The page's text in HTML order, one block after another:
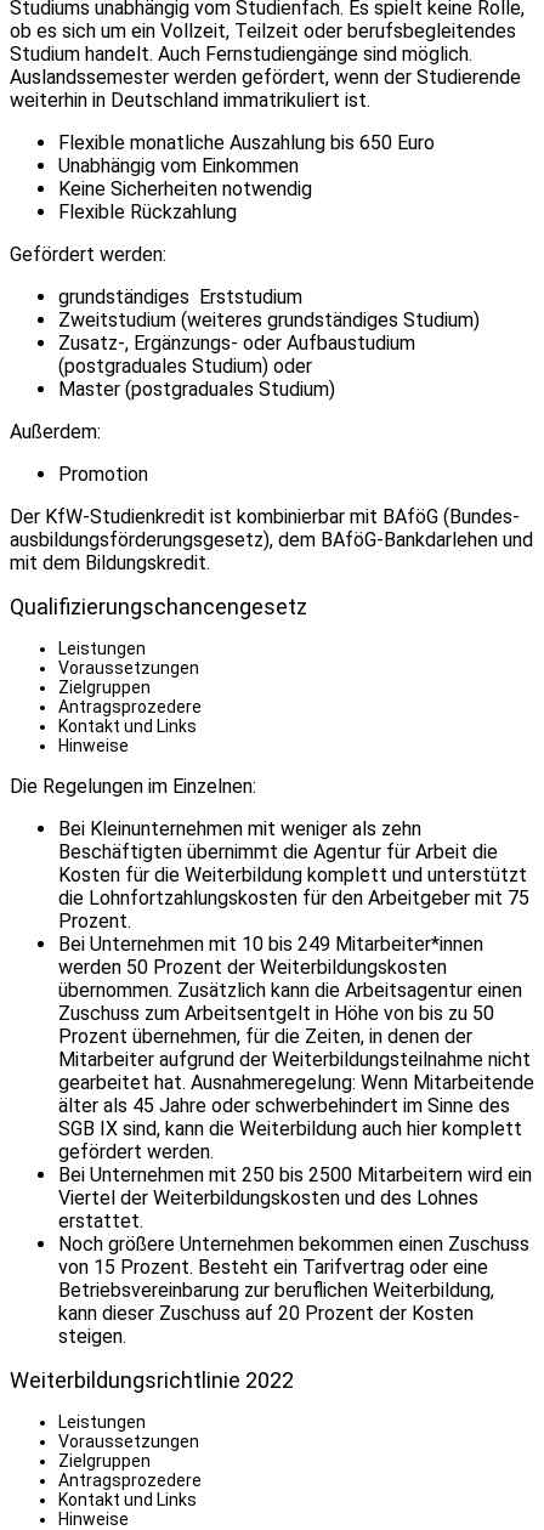
Studiums unabhängig vom Studienfach. Es spielt keine Rolle,
ob es sich um ein Vollzeit, Teilzeit oder berufsbegleitendes
Studium handelt. Auch Fernstudiengänge sind möglich.
Auslandssemester werden gefördert, wenn der Studierende
weiterhin in Deutschland immatrikuliert ist.
Flexible monatliche Auszahlung bis 650 Euro
Unabhängig vom Einkommen
Keine Sicherheiten notwendig
Flexible Rückzahlung
Gefördert werden:
grundständiges Erststudium
Zweitstudium (weiteres grundständiges Studium)
Zusatz-, Ergänzungs- oder Aufbau­studium
(postgraduales Studium) oder
Master (postgraduales Studium)
Außerdem:
Promotion
Der KfW-Studienkredit ist kombinierbar mit BAföG (Bundes­
ausbildungs­förderungs­gesetz), dem BAföG-Bank­darlehen und
mit dem Bildungskredit.
Qualifizierungschancengesetz
Leistungen
Voraussetzungen
Zielgruppen
Antragsprozedere
Kontakt und Links
Hinweise
Die Regelungen im Einzelnen:
Bei Kleinunternehmen mit weniger als zehn
Beschäftigten übernimmt die Agentur für Arbeit die
Kosten für die Weiterbildung komplett und unterstützt
die Lohnfortzahlungskosten für den Arbeitgeber mit 75
Prozent.
Bei Unternehmen mit 10 bis 249 Mitarbeiter*innen
werden 50 Prozent der Weiterbildungskosten
übernommen. Zusätzlich kann die Arbeitsagentur einen
Zuschuss zum Arbeitsentgelt in Höhe von bis zu 50
Prozent übernehmen, für die Zeiten, in denen der
Mitarbeiter aufgrund der Weiterbildungsteilnahme nicht
gearbeitet hat. Ausnahmeregelung: Wenn Mitarbeitende
älter als 45 Jahre oder schwerbehindert im Sinne des
SGB IX sind, kann die Weiterbildung auch hier komplett
gefördert werden.
Bei Unternehmen mit 250 bis 2500 Mitarbeitern wird ein
Viertel der Weiterbildungskosten und des Lohnes
erstattet.
Noch größere Unternehmen bekommen einen Zuschuss
von 15 Prozent. Besteht ein Tarifvertrag oder eine
Betriebsvereinbarung zur beruflichen Weiterbildung,
kann dieser Zuschuss auf 20 Prozent der Kosten
steigen.
Weiterbildungsrichtlinie 2022
Leistungen
Voraussetzungen
Zielgruppen
Antragsprozedere
Kontakt und Links
Hinweise